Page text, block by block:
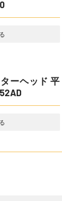
の他 平成